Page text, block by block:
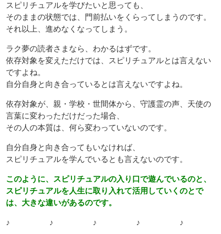
スピリチュアルを学びたいと思っても、
そのままの状態では、門前払いをくらってしまうのです。
それ以上、進めなくなってしまう。
ラク夢の読者さまなら、わかるはずです。
依存対象を変えただけでは、スピリチュアルとは言えない
ですよね。
自分自身と向き合っているとは言えないですよね。
依存対象が、親・学校・世間体から、守護霊の声、天使の
言葉に変わっただけだった場合、
その人の本質は、何ら変わっていないのです。
自分自身と向き合ってもいなければ、
スピリチュアルを学んでいるとも言えないのです。
このように、スピリチュアルの入り口で遊んでいるのと、
スピリチュアルを人生に取り入れて活用していくのとで
は、大きな違いがあるのです。
♪ ♪ ♪ ♪ ♪